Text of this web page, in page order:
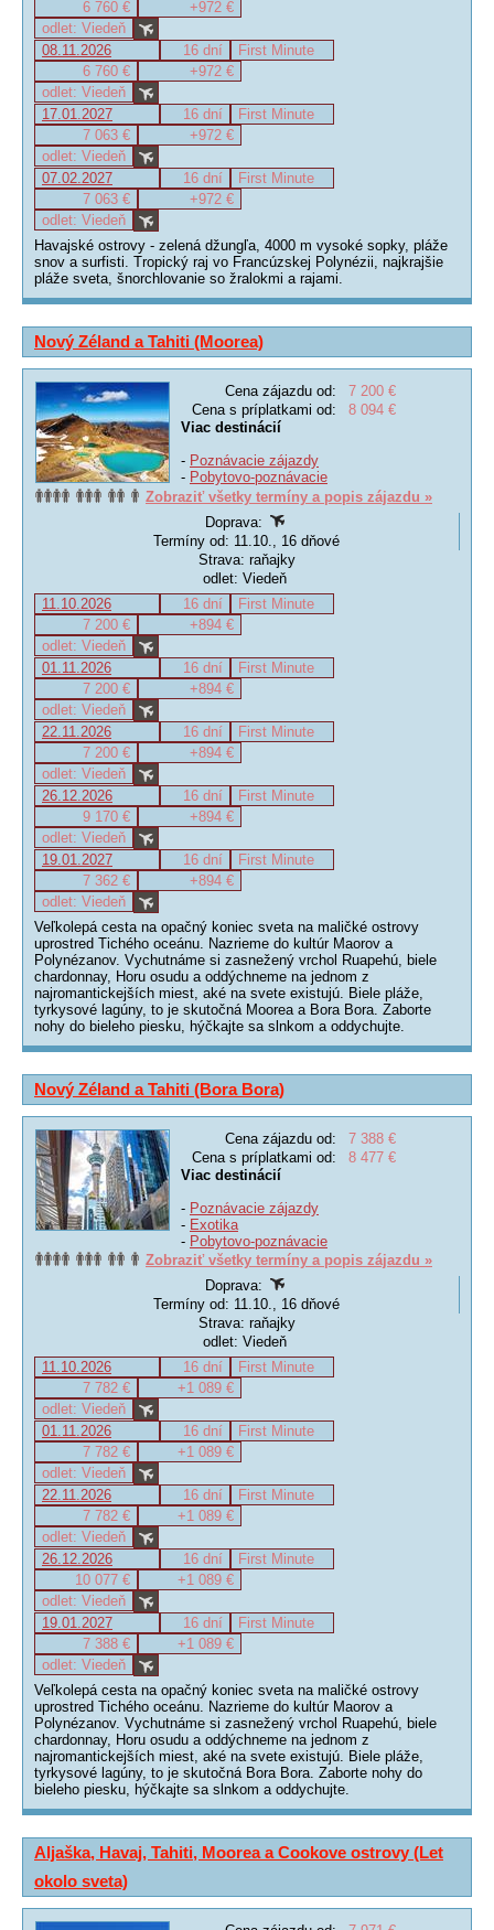
6 760 €
+972 €
odlet: Viedeň
08.11.2026
16 dní
First Minute
6 760 €
+972 €
odlet: Viedeň
17.01.2027
16 dní
First Minute
7 063 €
+972 €
odlet: Viedeň
07.02.2027
16 dní
First Minute
7 063 €
+972 €
odlet: Viedeň
Havajské ostrovy - zelená džungľa, 4000 m vysoké sopky, pláže
snov a surfisti. Tropický raj vo Francúzskej Polynézii, najkrajšie
pláže sveta, šnorchlovanie so žralokmi a rajami.
Nový Zéland a Tahiti (Moorea)
Cena zájazdu od:
7 200 €
Cena s príplatkami od:
8 094 €
Viac destinácií
- Poznávacie zájazdy
- Pobytovo-poznávacie
Zobraziť všetky termíny a popis zájazdu »
Doprava:
Termíny od: 11.10., 16 dňové
Strava: raňajky
odlet: Viedeň
11.10.2026
16 dní
First Minute
7 200 €
+894 €
odlet: Viedeň
01.11.2026
16 dní
First Minute
7 200 €
+894 €
odlet: Viedeň
22.11.2026
16 dní
First Minute
7 200 €
+894 €
odlet: Viedeň
26.12.2026
16 dní
First Minute
9 170 €
+894 €
odlet: Viedeň
19.01.2027
16 dní
First Minute
7 362 €
+894 €
odlet: Viedeň
Veľkolepá cesta na opačný koniec sveta na maličké ostrovy
uprostred Tichého oceánu. Nazrieme do kultúr Maorov a
Polynézanov. Vychutnáme si zasnežený vrchol Ruapehú, biele
chardonnay, Horu osudu a oddýchneme na jednom z
najromantickejších miest, aké na svete existujú. Biele pláže,
tyrkysové lagúny, to je skutočná Moorea a Bora Bora. Zaborte
nohy do bieleho piesku, hýčkajte sa slnkom a oddychujte.
Nový Zéland a Tahiti (Bora Bora)
Cena zájazdu od:
7 388 €
Cena s príplatkami od:
8 477 €
Viac destinácií
- Poznávacie zájazdy
- Exotika
- Pobytovo-poznávacie
Zobraziť všetky termíny a popis zájazdu »
Doprava:
Termíny od: 11.10., 16 dňové
Strava: raňajky
odlet: Viedeň
11.10.2026
16 dní
First Minute
7 782 €
+1 089 €
odlet: Viedeň
01.11.2026
16 dní
First Minute
7 782 €
+1 089 €
odlet: Viedeň
22.11.2026
16 dní
First Minute
7 782 €
+1 089 €
odlet: Viedeň
26.12.2026
16 dní
First Minute
10 077 €
+1 089 €
odlet: Viedeň
19.01.2027
16 dní
First Minute
7 388 €
+1 089 €
odlet: Viedeň
Veľkolepá cesta na opačný koniec sveta na maličké ostrovy
uprostred Tichého oceánu. Nazrieme do kultúr Maorov a
Polynézanov. Vychutnáme si zasnežený vrchol Ruapehú, biele
chardonnay, Horu osudu a oddýchneme na jednom z
najromantickejších miest, aké na svete existujú. Biele pláže,
tyrkysové lagúny, to je skutočná Bora Bora. Zaborte nohy do
bieleho piesku, hýčkajte sa slnkom a oddychujte.
Aljaška, Havaj, Tahiti, Moorea a Cookove ostrovy (Let
okolo sveta)